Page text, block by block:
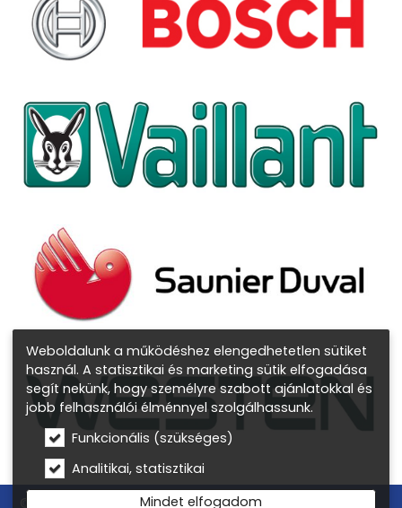
© 2026 Gázkazán csere, gázkészülék márkaszerviz –
Weboldalunk a működéshez elengedhetetlen sütiket
használ. A statisztikai és marketing sütik elfogadása
segít nekünk, hogy személyre szabott ajánlatokkal és
jobb felhasználói élménnyel szolgálhassunk.
Funkcionális (szükséges)
Analitikai, statisztikai
Mindet elfogadom